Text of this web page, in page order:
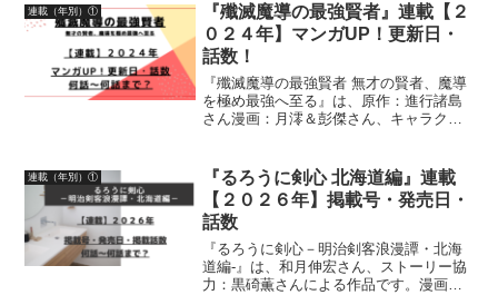
連載（年別）①
『殲滅魔導の最強賢者』連載【２
０２４年】マンガUP！更新日・
話数！
『殲滅魔導の最強賢者 無才の賢者、魔導
を極め最強へ至る』は、原作：進行諸島
さん漫画：月澪＆彭傑さん、キャラクタ
新日、話数について、詳しく紹介してい
ます
連載（年別）①
『るろうに剣心 北海道編』連載
【２０２６年】掲載号・発売日・
話数
『るろうに剣心－明治剣客浪漫譚・北海
道編-』は、和月伸宏さん、ストーリー協
力：黒碕薫さんによる作品です。漫画の